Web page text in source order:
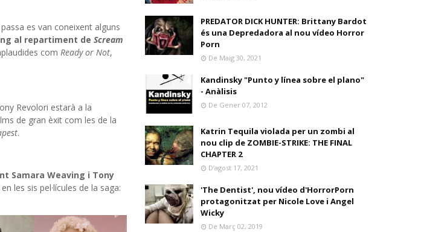
es van coneixent alguns
al repartiment de Scream
com Ready or Not,
Revolori estarà a la
de gran èxit com les de la
.
Samara Weaving i Tony
les sis pel·lícules de la saga:
PREDATOR DICK HUNTER: Brittany Bardot
és una Depredadora al nou vídeo Horror
Porn
De Maig 30, 2021
Kandinsky "Punto y línea sobre el plano"
- Anàlisis
De Gener 07, 2012
Katrin Tequila violada per un zombi al
nou clip de ZOMBIE-STRIKE: THE FINAL
CHAPTER 2
D’agost 17, 2021
'The Dentist', nou vídeo d'HorrorPorn
protagonitzat per Nicole Love i Angel
Wicky
De Març 02, 2019